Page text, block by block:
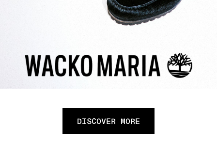
DISCOVER MORE